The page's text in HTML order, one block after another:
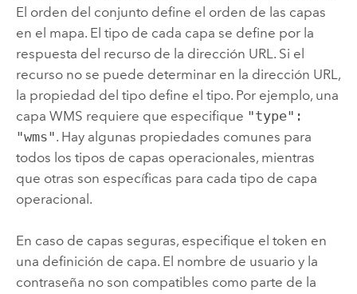
El orden del conjunto define el orden de las capas
en el mapa. El tipo de cada capa se define por la
respuesta del recurso de la dirección URL. Si el
recurso no se puede determinar en la dirección URL,
la propiedad del tipo define el tipo. Por ejemplo, una
capa WMS requiere que especifique "type":
"wms". Hay algunas propiedades comunes para
todos los tipos de capas operacionales, mientras
que otras son específicas para cada tipo de capa
operacional.
En caso de capas seguras, especifique el token en
una definición de capa. El nombre de usuario y la
contraseña no son compatibles como parte de la